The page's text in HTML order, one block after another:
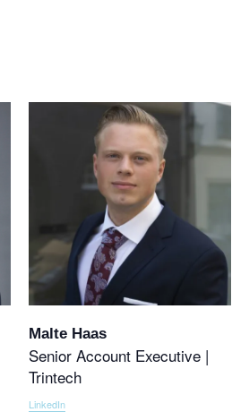
Malte Haas
Senior Account Executive |
Trintech
LinkedIn